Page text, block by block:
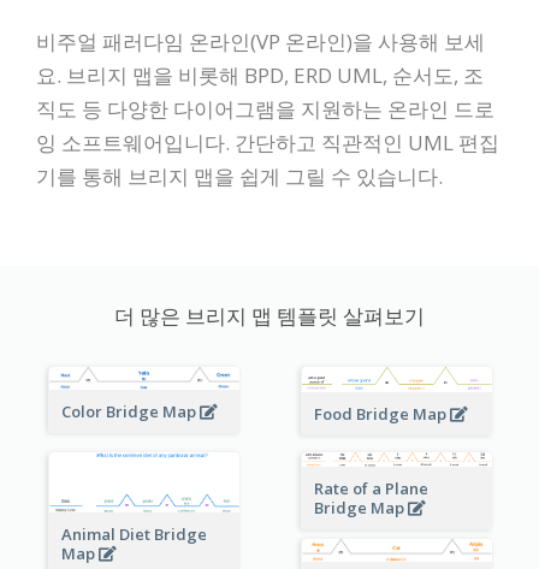
비주얼 패러다임 온라인(VP 온라인)을 사용해 보세
요. 브리지 맵을 비롯해 BPD, ERD UML, 순서도, 조
직도 등 다양한 다이어그램을 지원하는 온라인 드로
잉 소프트웨어입니다. 간단하고 직관적인 UML 편집
기를 통해 브리지 맵을 쉽게 그릴 수 있습니다.
더 많은 브리지 맵 템플릿 살펴보기
Color Bridge Map Food Bridge Map
Animal Diet Bridge
Map
Rate of a Plane
Bridge Map